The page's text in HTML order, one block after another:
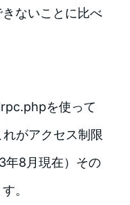
ないことに比べ
を使って
がアクセス制限
年8月現在）その
。